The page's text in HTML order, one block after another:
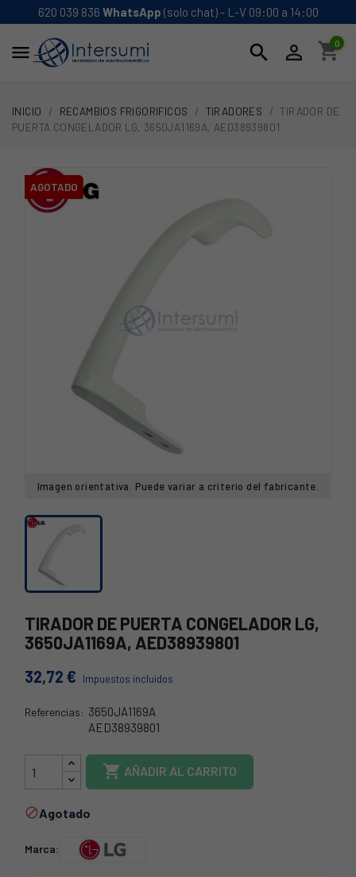
620 039 836 WhatsApp (solo chat) - L-V 09:00 a 14:00
 search  shopping_cart
0
INICIO RECAMBIOS FRIGORIFICOS TIRADORES
TIRADOR DE
PUERTA CONGELADOR LG, 3650JA1169A, AED38939801
AGOTADO
Imagen orientativa. Puede variar a criterio del fabricante.
TIRADOR DE PUERTA CONGELADOR LG,
3650JA1169A, AED38939801
32,72 € Impuestos incluidos
Referencias: 3650JA1169A
AED38939801
 AÑADIR AL CARRITO
Agotado
Marca: